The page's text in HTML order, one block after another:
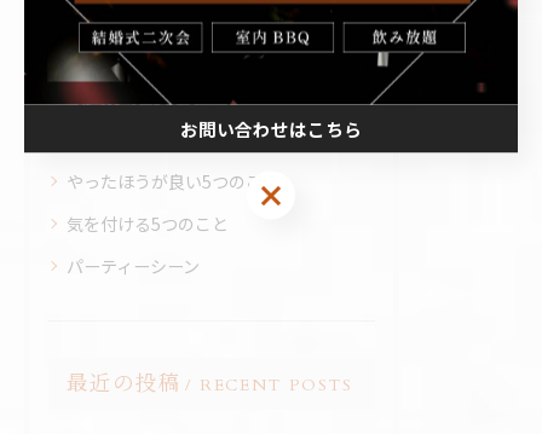
【誕生会】記事まとめ
【追いコン】記事まとめ
【送別会】記事まとめ
パーティー実例
やったほうが良い5つのこと
気を付ける5つのこと
パーティーシーン
最近の投稿 RECENT POSTS
お問い合わせはこちら